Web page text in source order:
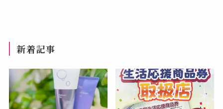
新着記事